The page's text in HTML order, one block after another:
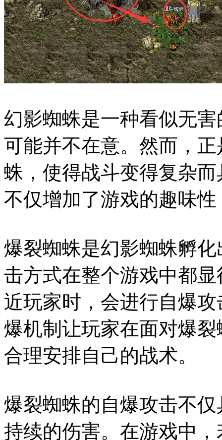
幻影蜘蛛是一种看似无
可能并不在意。然而，
蛛，使得战斗变得复杂
不仅增加了游戏的趣味
爆裂蜘蛛是幻影蜘蛛孵
击方式在整个游戏中都
近玩家时，会进行自爆
爆机制让玩家在面对爆
合理安排自己的战术。
爆裂蜘蛛的自爆攻击不
持续的伤害。在游戏中